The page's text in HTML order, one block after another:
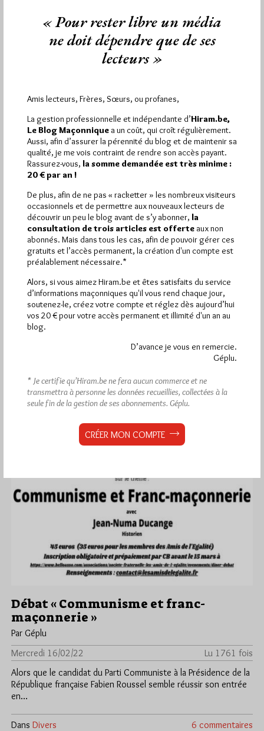
Respectable Loge d’Etudes et de Recherche du Grand Orient
Quelles convergences entre
communisme et franc-maçonnerie ?
Par Géplu
Vendredi 19/08/22
Samedi 10 septembre à la Fête de l'Humanité, au stand de la
section PCF de Grans Salon aura lieu de…
Dans Divers 18 commentaires
Débat « Communisme et franc-
maçonnerie »
Par Géplu
Mercredi 16/02/22
Lu 1761 fois
Alors que le candidat du Parti Communiste à la Présidence de la
République française Fabien Roussel semble réussir son entrée
en…
Dans Divers 6 commentaires
« Pour rester libre un média
ne doit dépendre que de ses
lecteurs »
Amis lecteurs, Frères, Sœurs, ou profanes,
La gestion professionnelle et indépendante d’Hiram.be,
Le Blog Maçonnique a un coût, qui croît régulièrement.
Aussi, afin d’assurer la pérennité du blog et de maintenir sa
qualité, je me vois contraint de rendre son accès payant.
Rassurez-vous, la somme demandée est très minime :
20 € par an !
De plus, afin de ne pas « racketter » les nombreux visiteurs
occasionnels et de permettre aux nouveaux lecteurs de
découvrir un peu le blog avant de s’y abonner, la
consultation de trois articles est offerte aux non
abonnés. Mais dans tous les cas, afin de pouvoir gérer ces
gratuits et l’accès permanent, la création d'un compte est
préalablement nécessaire.*
Alors, si vous aimez Hiram.be et êtes satisfaits du service
d’informations maçonniques qu'il vous rend chaque jour,
soutenez-le, créez votre compte et réglez dès aujourd’hui
vos 20 € pour votre accès permanent et illimité d'un an au
blog.
D’avance je vous en remercie.
Géplu.
* Je certifie qu’Hiram.be ne fera aucun commerce et ne
transmettra à personne les données recueillies, collectées à la
seule fin de la gestion de ses abonnements. Géplu.
CRÉER MON COMPTE